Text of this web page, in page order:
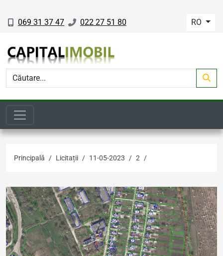
069 31 37 47 022 27 51 80 RO
Principală Licitații 11-05-2023 2